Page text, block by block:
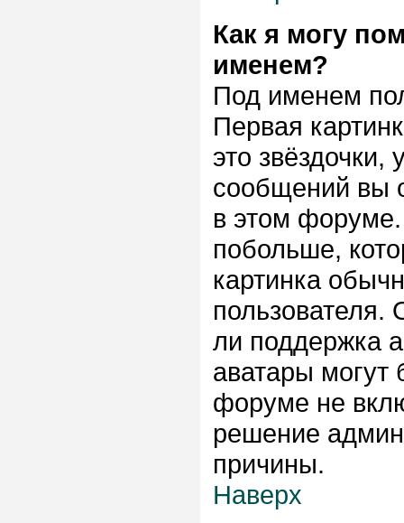
Как я могу
именем?
Под именем
Первая
это
сообщений вы
в этом форуме.
побольше,
картинка
пользователя.
ли поддержка
аватары
форуме не
решение
причины.
Наверх